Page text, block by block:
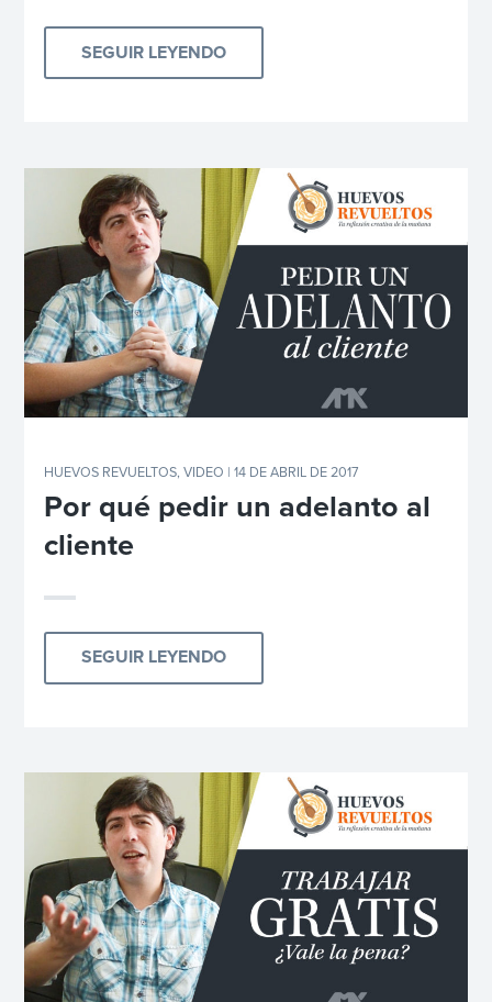
SEGUIR LEYENDO
HUEVOS REVUELTOS,VIDEO | 14 DE ABRIL DE 2017
Por qué pedir un adelanto al
cliente
SEGUIR LEYENDO